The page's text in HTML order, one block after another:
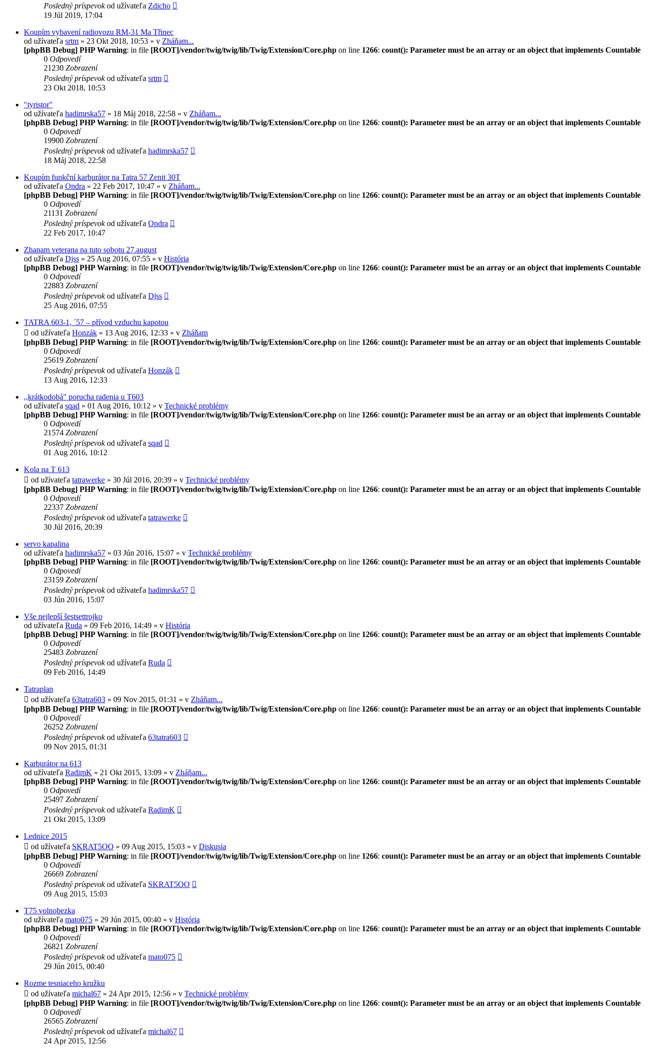
Posledný príspevokod užívateľa Zdicho
19 Júl 2019, 17:04
Koupím vybavení radiovozu RM-31 Ma Třinec
od užívateľa srtm » 23 Okt 2018, 10:53 » v Zháňam...
[phpBB Debug] PHP Warning: in file [ROOT]/vendor/twig/twig/lib/Twig/Extension/Core.php on line 1266: count(): Parameter must be an array or an object that implements Countable
0 Odpovedí
21230 Zobrazení
Posledný príspevokod užívateľa srtm
23 Okt 2018, 10:53
"tyristor"
od užívateľa hadimrska57 » 18 Máj 2018, 22:58 » v Zháňam...
[phpBB Debug] PHP Warning: in file [ROOT]/vendor/twig/twig/lib/Twig/Extension/Core.php on line 1266: count(): Parameter must be an array or an object that implements Countable
0 Odpovedí
19900 Zobrazení
Posledný príspevokod užívateľa hadimrska57
18 Máj 2018, 22:58
Koupím funkční karburátor na Tatra 57 Zenit 30T
od užívateľa Ondra » 22 Feb 2017, 10:47 » v Zháňam...
[phpBB Debug] PHP Warning: in file [ROOT]/vendor/twig/twig/lib/Twig/Extension/Core.php on line 1266: count(): Parameter must be an array or an object that implements Countable
0 Odpovedí
21131 Zobrazení
Posledný príspevokod užívateľa Ondra
22 Feb 2017, 10:47
Zhanam veterana na tuto sobotu 27.august
od užívateľa Djss » 25 Aug 2016, 07:55 » v História
[phpBB Debug] PHP Warning: in file [ROOT]/vendor/twig/twig/lib/Twig/Extension/Core.php on line 1266: count(): Parameter must be an array or an object that implements Countable
0 Odpovedí
22883 Zobrazení
Posledný príspevokod užívateľa Djss
25 Aug 2016, 07:55
TATRA 603-1, ´57 – přívod vzduchu kapotou
od užívateľa Honzák » 13 Aug 2016, 12:33 » v Zháňam
[phpBB Debug] PHP Warning: in file [ROOT]/vendor/twig/twig/lib/Twig/Extension/Core.php on line 1266: count(): Parameter must be an array or an object that implements Countable
0 Odpovedí
25619 Zobrazení
Posledný príspevokod užívateľa Honzák
13 Aug 2016, 12:33
,,krátkodobá" porucha radenia u T603
od užívateľa sqad » 01 Aug 2016, 10:12 » v Technické problémy
[phpBB Debug] PHP Warning: in file [ROOT]/vendor/twig/twig/lib/Twig/Extension/Core.php on line 1266: count(): Parameter must be an array or an object that implements Countable
0 Odpovedí
21574 Zobrazení
Posledný príspevokod užívateľa sqad
01 Aug 2016, 10:12
Kola na T 613
od užívateľa tatrawerke » 30 Júl 2016, 20:39 » v Technické problémy
[phpBB Debug] PHP Warning: in file [ROOT]/vendor/twig/twig/lib/Twig/Extension/Core.php on line 1266: count(): Parameter must be an array or an object that implements Countable
0 Odpovedí
22337 Zobrazení
Posledný príspevokod užívateľa tatrawerke
30 Júl 2016, 20:39
servo kapalina
od užívateľa hadimrska57 » 03 Jún 2016, 15:07 » v Technické problémy
[phpBB Debug] PHP Warning: in file [ROOT]/vendor/twig/twig/lib/Twig/Extension/Core.php on line 1266: count(): Parameter must be an array or an object that implements Countable
0 Odpovedí
23159 Zobrazení
Posledný príspevokod užívateľa hadimrska57
03 Jún 2016, 15:07
Vše nejlepší šestsettrojko
od užívateľa Ruda » 09 Feb 2016, 14:49 » v História
[phpBB Debug] PHP Warning: in file [ROOT]/vendor/twig/twig/lib/Twig/Extension/Core.php on line 1266: count(): Parameter must be an array or an object that implements Countable
0 Odpovedí
25483 Zobrazení
Posledný príspevokod užívateľa Ruda
09 Feb 2016, 14:49
Tatraplan
od užívateľa 63tatra603 » 09 Nov 2015, 01:31 » v Zháňam...
[phpBB Debug] PHP Warning: in file [ROOT]/vendor/twig/twig/lib/Twig/Extension/Core.php on line 1266: count(): Parameter must be an array or an object that implements Countable
0 Odpovedí
26252 Zobrazení
Posledný príspevokod užívateľa 63tatra603
09 Nov 2015, 01:31
Karburátor na 613
od užívateľa RadimK » 21 Okt 2015, 13:09 » v Zháňam...
[phpBB Debug] PHP Warning: in file [ROOT]/vendor/twig/twig/lib/Twig/Extension/Core.php on line 1266: count(): Parameter must be an array or an object that implements Countable
0 Odpovedí
25497 Zobrazení
Posledný príspevokod užívateľa RadimK
21 Okt 2015, 13:09
Lednice 2015
od užívateľa SKRAT5OO » 09 Aug 2015, 15:03 » v Diskusia
[phpBB Debug] PHP Warning: in file [ROOT]/vendor/twig/twig/lib/Twig/Extension/Core.php on line 1266: count(): Parameter must be an array or an object that implements Countable
0 Odpovedí
26669 Zobrazení
Posledný príspevokod užívateľa SKRAT5OO
09 Aug 2015, 15:03
T75 volnobezka
od užívateľa mato075 » 29 Jún 2015, 00:40 » v História
[phpBB Debug] PHP Warning: in file [ROOT]/vendor/twig/twig/lib/Twig/Extension/Core.php on line 1266: count(): Parameter must be an array or an object that implements Countable
0 Odpovedí
26821 Zobrazení
Posledný príspevokod užívateľa mato075
29 Jún 2015, 00:40
Rozme tesniaceho kružku
od užívateľa michal67 » 24 Apr 2015, 12:56 » v Technické problémy
[phpBB Debug] PHP Warning: in file [ROOT]/vendor/twig/twig/lib/Twig/Extension/Core.php on line 1266: count(): Parameter must be an array or an object that implements Countable
0 Odpovedí
26565 Zobrazení
Posledný príspevokod užívateľa michal67
24 Apr 2015, 12:56